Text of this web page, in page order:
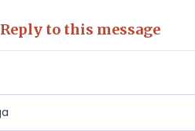
Reply to this message